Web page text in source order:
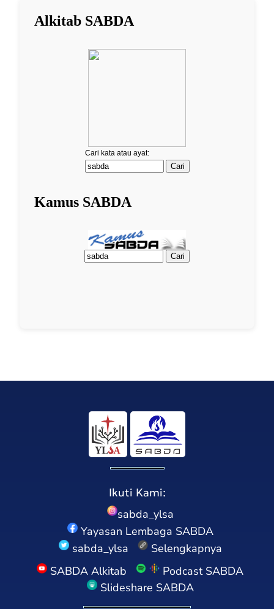
Ikuti Kami:
sabda_ylsa
Yayasan Lembaga SABDA
sabda_ylsa
Selengkapnya
SABDA Alkitab
Podcast SABDA
Slideshare SABDA